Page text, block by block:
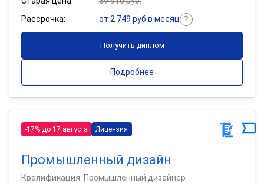
Рассрочка:
от 2 749 руб в месяц
Получить диплом
Подробнее
-17% до 17 августа Лицензия
Промышленный дизайн
Квалификация: Промышленный дизайнер